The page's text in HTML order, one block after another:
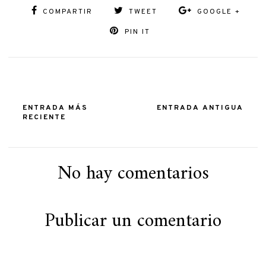
COMPARTIR TWEET GOOGLE +
PIN IT
ENTRADA MÁS
RECIENTE
ENTRADA ANTIGUA
No hay comentarios
Publicar un comentario